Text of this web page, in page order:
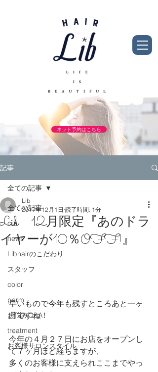
ネット予約はこちら
記事
全ての記事
cut
news
Libhairのこだわり
スタッフ
color
parm
お悩みQ&A
treatment
お客様サロンスタイル
全ての記事
Lib 12月限定『あのドラ
イヤーが10％OFF!』
Lib
2017年12月1日 読了時間: 1分
早いもので今年も残すところあと一ヶ
月ですね！
今年の４月２７日にお店をオープンし
て７ヶ月ほど経ちますが、
多くのお客様に支えられここまでやっ